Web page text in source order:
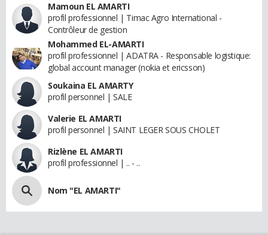
Mamoun EL AMARTI
profil professionnel | Timac Agro International -
Contrôleur de gestion
Mohammed EL-AMARTI
profil professionnel | ADATRA - Responsable logistique:
global account manager (nokia et ericsson)
Soukaina EL AMARTY
profil personnel | SALE
Valerie EL AMARTI
profil personnel | SAINT LEGER SOUS CHOLET
Rizlène EL AMARTI
profil professionnel | .. - ..
Nom "EL AMARTI"